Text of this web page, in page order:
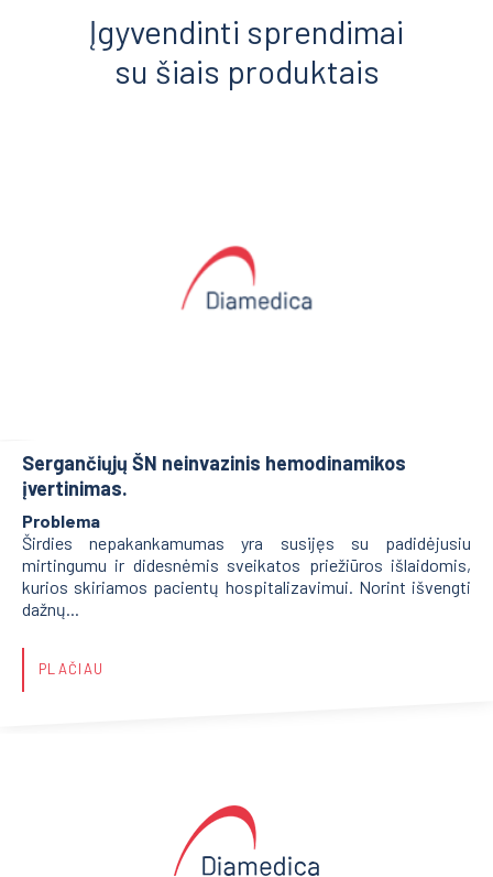
Įgyvendinti sprendimai
su šiais produktais
Sergančiųjų ŠN neinvazinis hemodinamikos
įvertinimas.
Problema
Širdies nepakankamumas yra susijęs su padidėjusiu
mirtingumu ir didesnėmis sveikatos priežiūros išlaidomis,
kurios skiriamos pacientų hospitalizavimui. Norint išvengti
dažnų...
PLAČIAU